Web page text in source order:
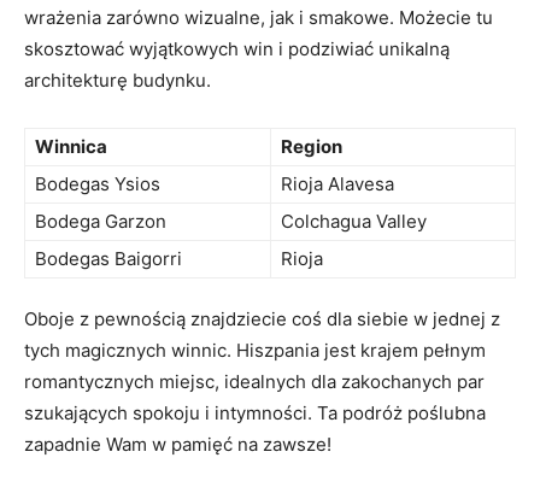
wrażenia⁤ zarówno⁤ wizualne, jak i⁤ smakowe.‍ Możecie tu
skosztować wyjątkowych win ⁤i podziwiać unikalną
architekturę ​budynku.
Winnica
Region
Bodegas Ysios
Rioja ​Alavesa
Bodega ⁤Garzon
Colchagua Valley
Bodegas Baigorri
Rioja
Oboje z ​pewnością znajdziecie coś⁤ dla siebie w jednej z
tych magicznych winnic. Hiszpania jest krajem pełnym
romantycznych miejsc, idealnych dla zakochanych par⁤
szukających spokoju i intymności.​ Ta podróż poślubna
zapadnie Wam w pamięć na zawsze!